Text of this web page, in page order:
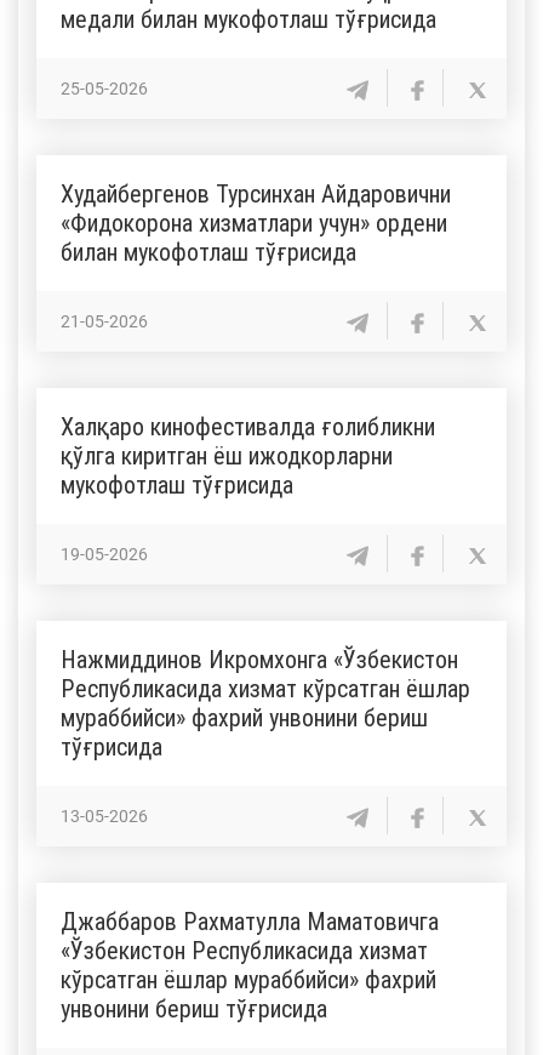
медали билан мукофотлаш тўғрисида
25-05-2026
Худайбергенов Турсинхан Айдаровични
«Фидокорона хизматлари учун» ордени
билан мукофотлаш тўғрисида
21-05-2026
Халқаро кинофестивалда ғолибликни
қўлга киритган ёш ижодкорларни
мукофотлаш тўғрисида
19-05-2026
Нажмиддинов Икромхонга «Ўзбекистон
Республикасида хизмат кўрсатган ёшлар
мураббийси» фахрий унвонини бериш
тўғрисида
13-05-2026
Джаббаров Рахматулла Маматовичга
«Ўзбекистон Республикасида хизмат
кўрсатган ёшлар мураббийси» фахрий
унвонини бериш тўғрисида